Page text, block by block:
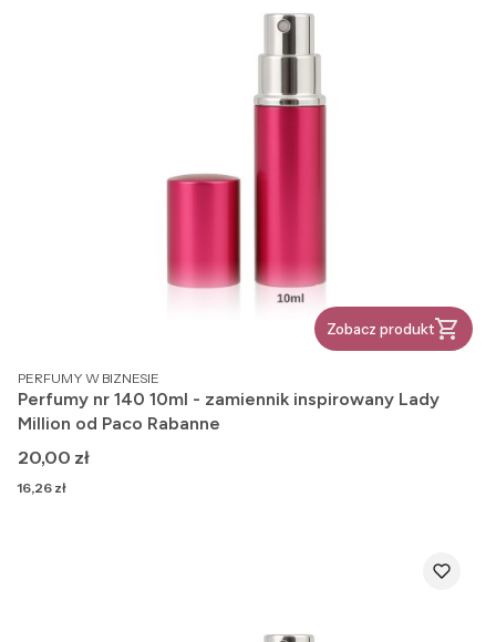
Zobacz produkt
PRODUCENT
PERFUMY W BIZNESIE
Perfumy nr 140 10ml - zamiennik inspirowany Lady
Million od Paco Rabanne
Cena
20,00 zł
Cena
16,26 zł